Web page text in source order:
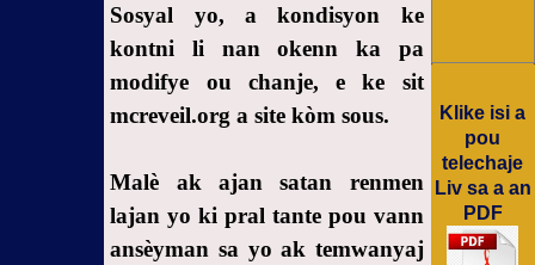
Sosyal yo, a kondisyon ke
kontni li nan okenn ka pa
modifye ou chanje, e ke sit
mcreveil.org a site kòm sous.
Malè ak ajan satan renmen
lajan yo ki pral tante pou vann
ansèyman sa yo ak temwanyaj
Klike isi a
pou
telechaje
Liv sa a an
PDF